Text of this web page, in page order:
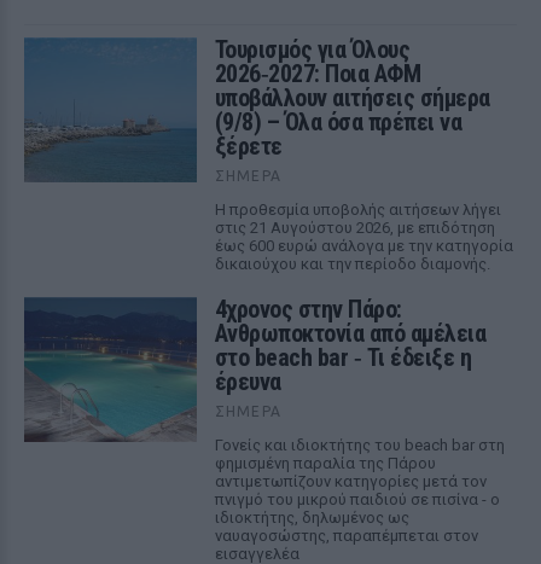
Τουρισμός για Όλους
2026‑2027: Ποια ΑΦΜ
υποβάλλουν αιτήσεις σήμερα
(9/8) – Όλα όσα πρέπει να
ξέρετε
ΣΉΜΕΡΑ
Η προθεσμία υποβολής αιτήσεων λήγει
στις 21 Αυγούστου 2026, με επιδότηση
έως 600 ευρώ ανάλογα με την κατηγορία
δικαιούχου και την περίοδο διαμονής.
4χρονος στην Πάρο:
Ανθρωποκτονία από αμέλεια
στο beach bar ‑ Τι έδειξε η
έρευνα
ΣΉΜΕΡΑ
Γονείς και ιδιοκτήτης του beach bar στη
φημισμένη παραλία της Πάρου
αντιμετωπίζουν κατηγορίες μετά τον
πνιγμό του μικρού παιδιού σε πισίνα - ο
ιδιοκτήτης, δηλωμένος ως
ναυαγοσώστης, παραπέμπεται στον
εισαγγελέα